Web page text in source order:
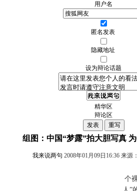
用户名
匿名发表
隐藏地址
设为辩论话题
精华区
辩论区
组图：中国“梦露”拍大胆写真
我来说两句 2008年01月09日16:36 来源
“
个